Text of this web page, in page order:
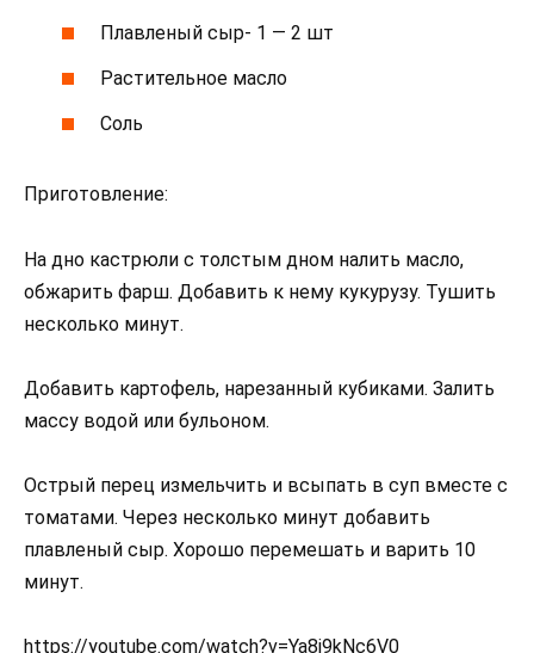
Плавленый сыр- 1 — 2 шт
Растительное масло
Соль
Приготовление:
На дно кастрюли с толстым дном налить масло,
обжарить фарш. Добавить к нему кукурузу. Тушить
несколько минут.
Добавить картофель, нарезанный кубиками. Залить
массу водой или бульоном.
Острый перец измельчить и всыпать в суп вместе с
томатами. Через несколько минут добавить
плавленый сыр. Хорошо перемешать и варить 10
минут.
https://youtube.com/watch?v=Ya8j9kNc6V0